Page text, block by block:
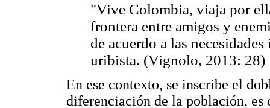
"Vive Colombia, viaja por
frontera entre amigos y
de acuerdo a las
uribista. (Vignolo, 2013: 28)
En ese contexto, se inscribe el
diferenciación de la población,